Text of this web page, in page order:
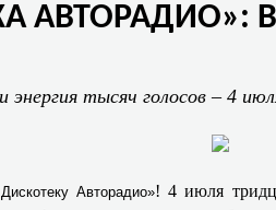
энергия тысяч голосов – 4
Авторадио»! 4 июля